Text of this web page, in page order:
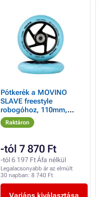
Pótkerék a MOVINO
SLAVE freestyle
robogóhoz, 110mm,
alumínium, pótkerekek
Raktáron
-tól 7 870 Ft
-tól 6 197 Ft Áfa nélkül
Legalacsonyabb ár az elmúlt
30 napban: 8 740 Ft